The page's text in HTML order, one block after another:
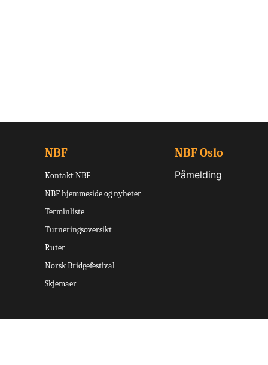
NBF
Kontakt NBF
NBF hjemmeside og nyheter
Terminliste
Turneringsoversikt
Ruter
Norsk Bridgefestival
Skjemaer
NBF Oslo
Påmelding